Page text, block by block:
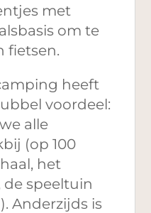
met
om te
fietsen.
heeft
voordeel:
alle
(op 100
het
de speeltuin
Anderzijds is